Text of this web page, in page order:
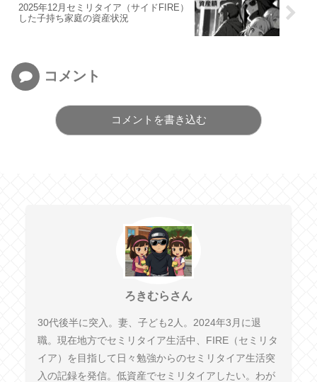
2025年12月セミリタイア（サイドFIRE）
した子持ち家庭の資産状況
コメント
コメントを書き込む
ろきむらさん
30代後半に突入。妻、子ども2人。2024年3月に退
職。現在地方でセミリタイア生活中、FIRE（セミリタ
イア）を目指して日々勉強からのセミリタイア生活突
入の記録を発信。低資産でセミリタイアしたい。わが